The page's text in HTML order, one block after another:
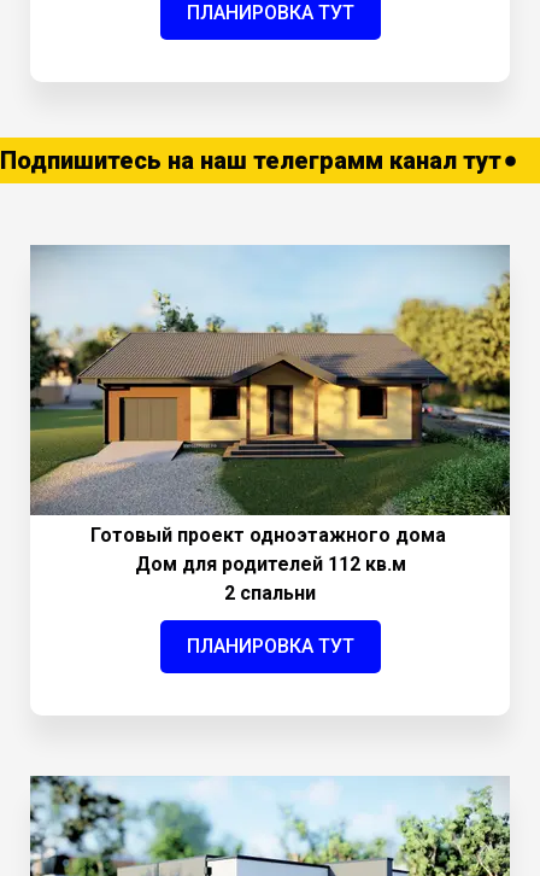
ПЛАНИРОВКА ТУТ
Подпишитесь на наш телеграмм канал тут
Готовый проект одноэтажного дома
Дом для родителей 112 кв.м
2 спальни
ПЛАНИРОВКА ТУТ